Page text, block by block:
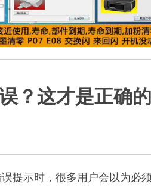
？这才是正确
提示时，很多用户会以为必